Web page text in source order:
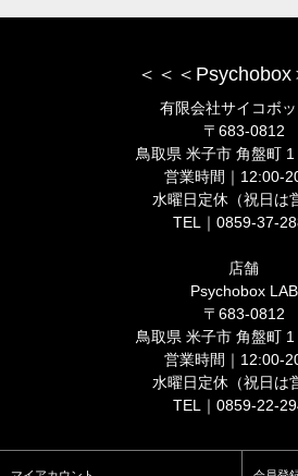
＜＜＜Psychobox
有限会社サイコボ
〒683-0812
鳥取県 米子市 角盤町
営業時間｜12:00-
水曜日定休（祝日は
TEL｜0859-37-
店舗
Psychobox LAB
〒683-0812
鳥取県 米子市 角盤町
営業時間｜12:00-
水曜日定休（祝日は
TEL｜0859-22-